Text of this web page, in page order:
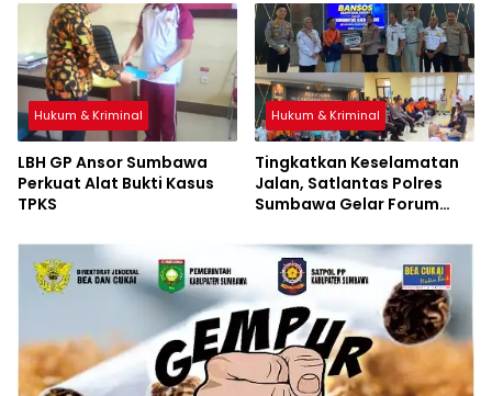
Hukum & Kriminal
LBH GP Ansor Sumbawa
Perkuat Alat Bukti Kasus
TPKS
Hukum & Kriminal
Tingkatkan Keselamatan
Jalan, Satlantas Polres
Sumbawa Gelar Forum
Bagikan Bansos